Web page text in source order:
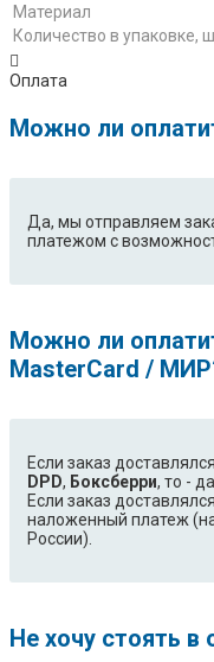
Материал
Количество в упаковке,
Оплата
Можно ли
Да, мы отправляем
платежом с
Можно ли
MasterCard /
Если заказ
DPD, Боксберри, то - да.
Если заказ доставлялся
наложенный платеж
России).
Не хочу стоять в